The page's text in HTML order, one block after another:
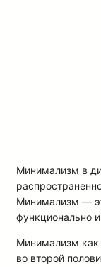
Минимализм в
Минимализм —
функционально
Минимализм как
во второй